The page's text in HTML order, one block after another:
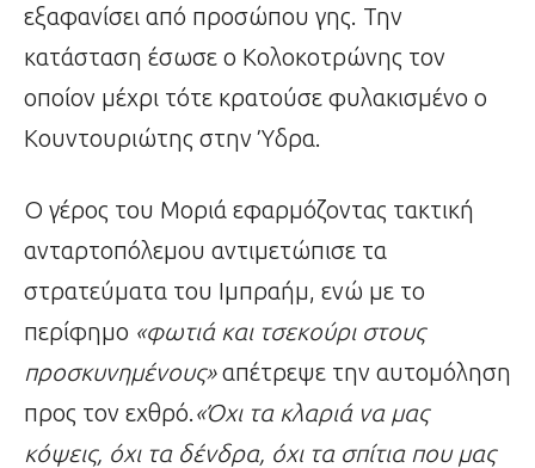
εξαφανίσει από προσώπου γης. Την
κατάσταση έσωσε ο Κολοκοτρώνης τον
οποίον μέχρι τότε κρατούσε φυλακισμένο ο
Κουντουριώτης στην Ύδρα.
Ο γέρος του Μοριά εφαρμόζοντας τακτική
ανταρτοπόλεμου αντιμετώπισε τα
στρατεύματα του Ιμπραήμ, ενώ με το
περίφημο «φωτιά και τσεκούρι στους
προσκυνημένους»απέτρεψε την αυτομόληση
προς τον εχθρό.«Όχι τα κλαριά να μας
κόψεις, όχι τα δένδρα, όχι τα σπίτια που μας